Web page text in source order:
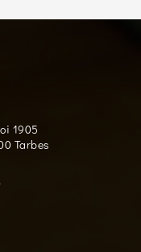
1905
Tarbes